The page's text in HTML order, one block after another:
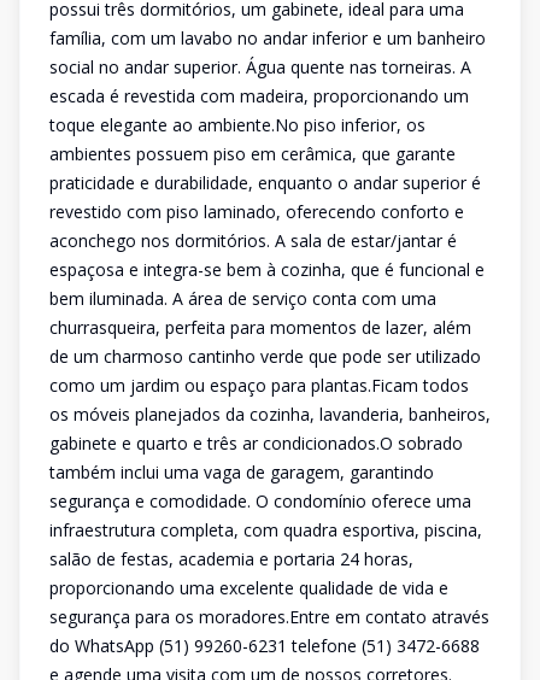
possui três dormitórios, um gabinete, ideal para uma
família, com um lavabo no andar inferior e um banheiro
social no andar superior. Água quente nas torneiras. A
escada é revestida com madeira, proporcionando um
toque elegante ao ambiente.No piso inferior, os
ambientes possuem piso em cerâmica, que garante
praticidade e durabilidade, enquanto o andar superior é
revestido com piso laminado, oferecendo conforto e
aconchego nos dormitórios. A sala de estar/jantar é
espaçosa e integra-se bem à cozinha, que é funcional e
bem iluminada. A área de serviço conta com uma
churrasqueira, perfeita para momentos de lazer, além
de um charmoso cantinho verde que pode ser utilizado
como um jardim ou espaço para plantas.Ficam todos
os móveis planejados da cozinha, lavanderia, banheiros,
gabinete e quarto e três ar condicionados.O sobrado
também inclui uma vaga de garagem, garantindo
segurança e comodidade. O condomínio oferece uma
infraestrutura completa, com quadra esportiva, piscina,
salão de festas, academia e portaria 24 horas,
proporcionando uma excelente qualidade de vida e
segurança para os moradores.Entre em contato através
do WhatsApp (51) 99260-6231 telefone (51) 3472-6688
e agende uma visita com um de nossos corretores.